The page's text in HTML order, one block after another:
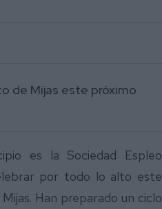
de Mijas este próximo
es la Sociedad Espleo
por todo lo alto este
Han preparado un ciclo